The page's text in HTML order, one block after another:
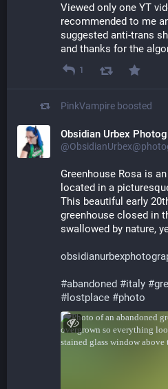
Viewed only one YT
recommended to me
suggested anti-trans
and thanks for the
1
PinkVampire boosted
Obsidian Urbex
Greenhouse Rosa is
located in a
This beautiful early
greenhouse closed in
swallowed by nature,
#abandoned #italy #
# lostplace #photo